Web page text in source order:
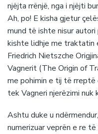
njëjta rrënjë, nga i njëjti
Ah, po! E kisha gjetur
mund të ishte nisur
kishte lidhje me traktatin
Friedrich Nietszche
Vagnerit (The Origin of
me pohimin e tij të
tek Vagneri njerëzimi
Ashtu duke u
numerizuar veprën e re